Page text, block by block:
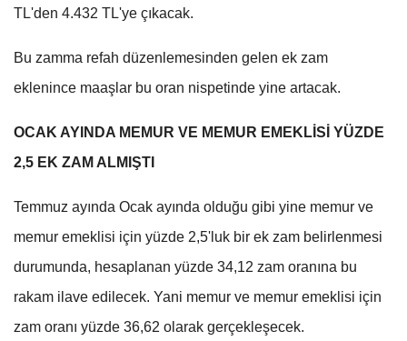
TL'den 4.432 TL'ye çıkacak.
Bu zamma refah düzenlemesinden gelen ek zam
eklenince maaşlar bu oran nispetinde yine artacak.
OCAK AYINDA MEMUR VE MEMUR EMEKLİSİ YÜZDE
2,5 EK ZAM ALMIŞTI
Temmuz ayında Ocak ayında olduğu gibi yine memur ve
memur emeklisi için yüzde 2,5'luk bir ek zam belirlenmesi
durumunda, hesaplanan yüzde 34,12 zam oranına bu
rakam ilave edilecek. Yani memur ve memur emeklisi için
zam oranı yüzde 36,62 olarak gerçekleşecek.